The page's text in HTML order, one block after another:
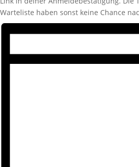
Warteliste haben sonst keine Chance